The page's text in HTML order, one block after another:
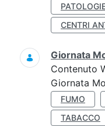
CENTRI
Giornata
Contenuto
Giornata
FUMO
TABACCO